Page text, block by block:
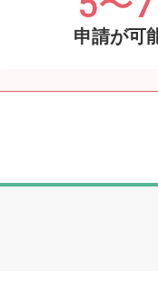
申請が可